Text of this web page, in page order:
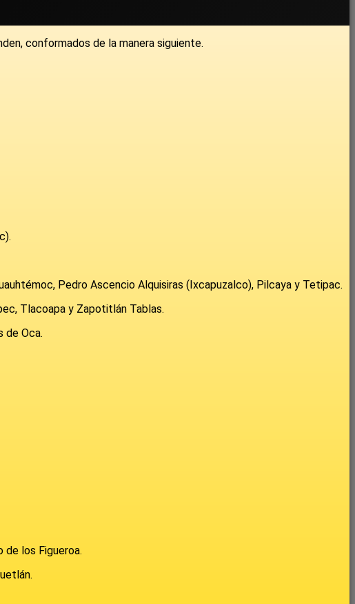
conformados de la manera siguiente.
Pedro Ascencio Alquisiras (Ixcapuzalco), Pilcaya y Tetipac.
Tlacoapa y Zapotitlán Tablas.
de Oca.
de los Figueroa.